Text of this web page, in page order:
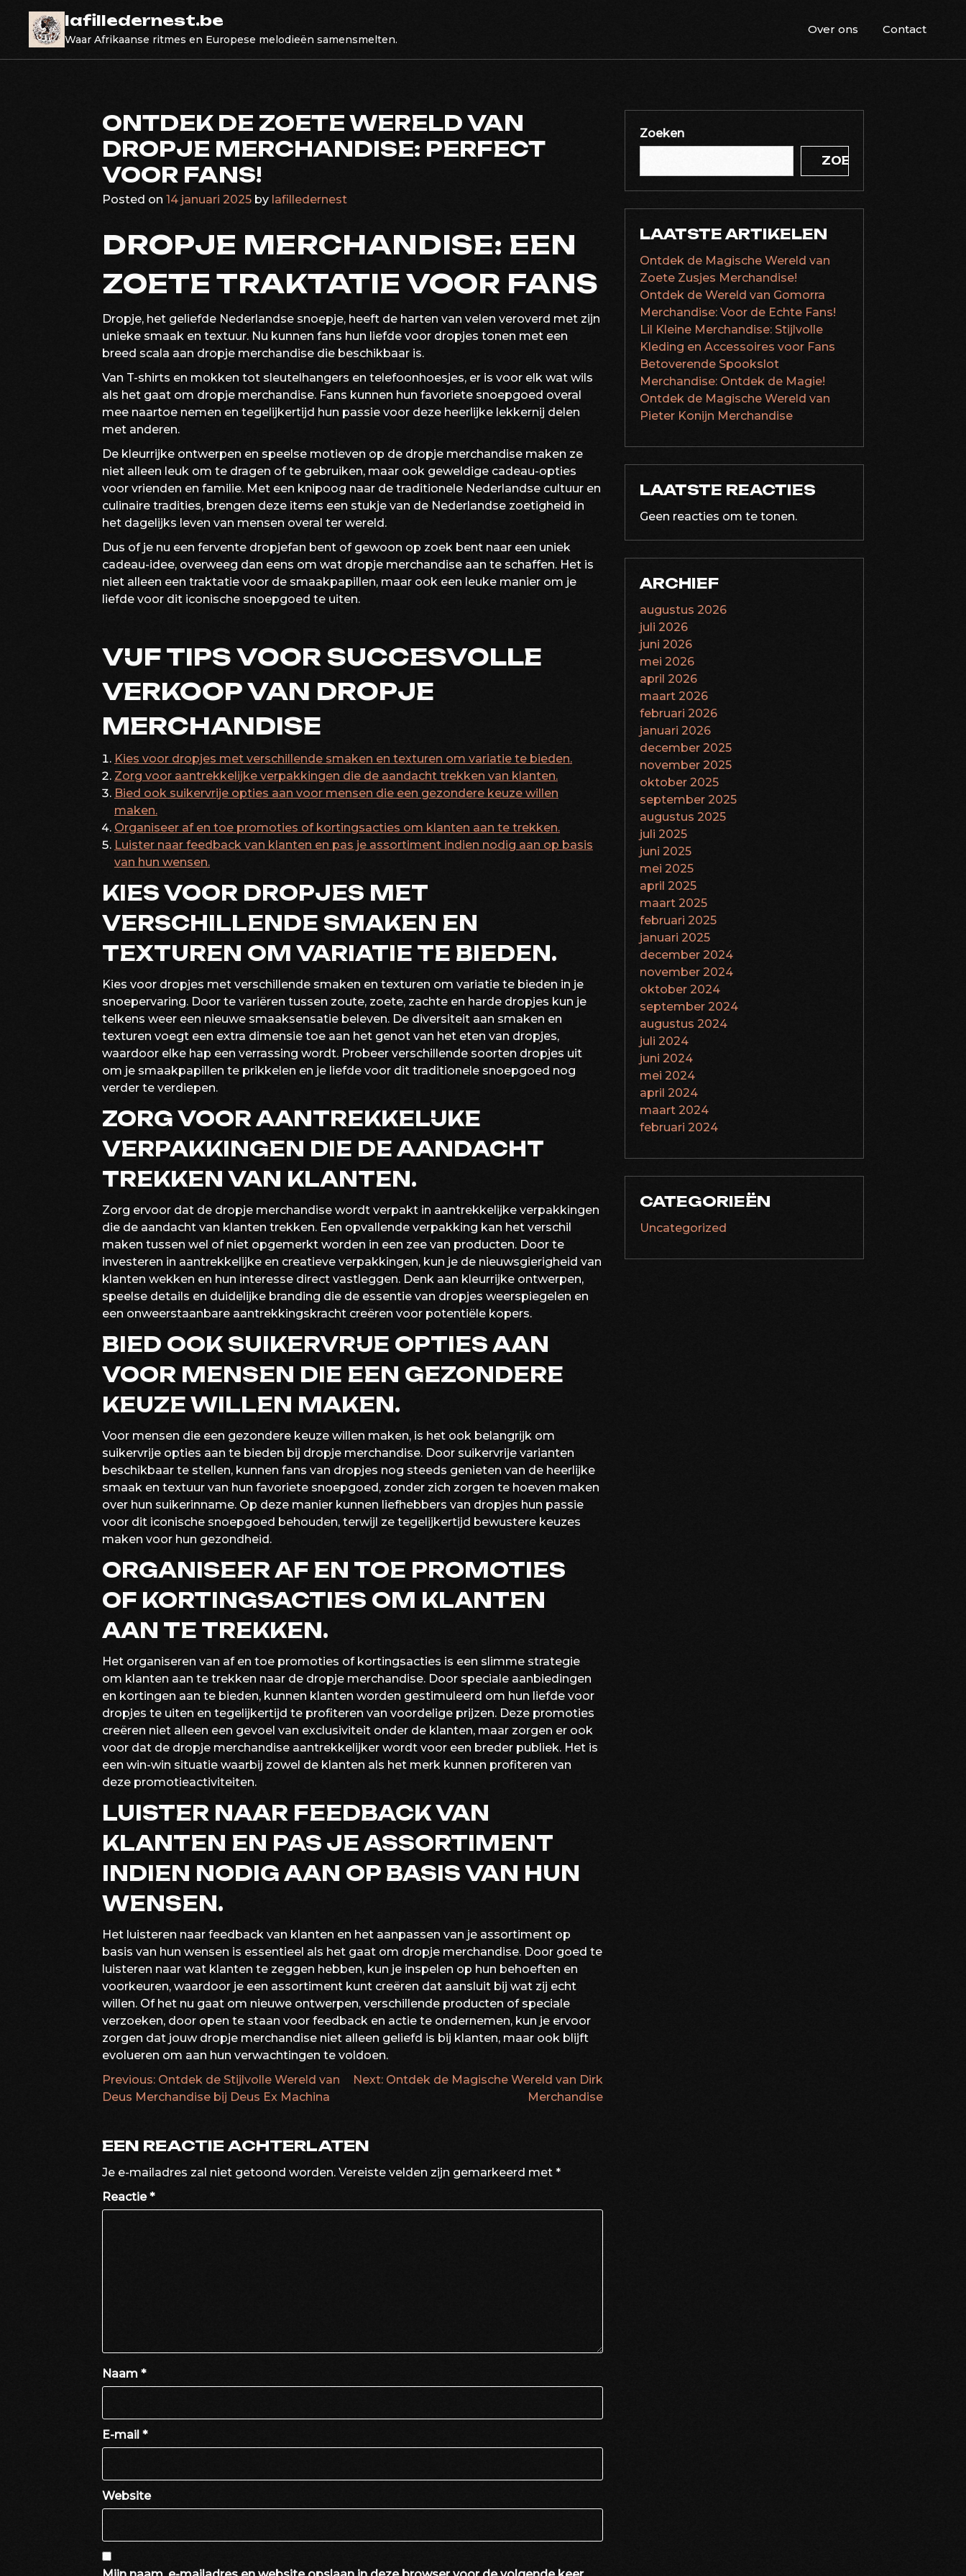
content
lafilledernest.be
Waar Afrikaanse ritmes en Europese melodieën samensmelten.
Over ons Contact
ONTDEK DE ZOETE WERELD VAN
DROPJE MERCHANDISE: PERFECT
VOOR FANS!
Posted on 14 januari 2025 by lafilledernest
DROPJE MERCHANDISE: EEN
ZOETE TRAKTATIE VOOR FANS
Dropje, het geliefde Nederlandse snoepje, heeft de harten van velen veroverd met zijn
unieke smaak en textuur. Nu kunnen fans hun liefde voor dropjes tonen met een
breed scala aan dropje merchandise die beschikbaar is.
Van T-shirts en mokken tot sleutelhangers en telefoonhoesjes, er is voor elk wat wils
als het gaat om dropje merchandise. Fans kunnen hun favoriete snoepgoed overal
mee naartoe nemen en tegelijkertijd hun passie voor deze heerlijke lekkernij delen
met anderen.
De kleurrijke ontwerpen en speelse motieven op de dropje merchandise maken ze
niet alleen leuk om te dragen of te gebruiken, maar ook geweldige cadeau-opties
voor vrienden en familie. Met een knipoog naar de traditionele Nederlandse cultuur en
culinaire tradities, brengen deze items een stukje van de Nederlandse zoetigheid in
het dagelijks leven van mensen overal ter wereld.
Dus of je nu een fervente dropjefan bent of gewoon op zoek bent naar een uniek
cadeau-idee, overweeg dan eens om wat dropje merchandise aan te schaffen. Het is
niet alleen een traktatie voor de smaakpapillen, maar ook een leuke manier om je
liefde voor dit iconische snoepgoed te uiten.
VIJF TIPS VOOR SUCCESVOLLE
VERKOOP VAN DROPJE
MERCHANDISE
Kies voor dropjes met verschillende smaken en texturen om variatie te bieden.
Zorg voor aantrekkelijke verpakkingen die de aandacht trekken van klanten.
Bied ook suikervrije opties aan voor mensen die een gezondere keuze willen
maken.
Organiseer af en toe promoties of kortingsacties om klanten aan te trekken.
Luister naar feedback van klanten en pas je assortiment indien nodig aan op basis
van hun wensen.
KIES VOOR DROPJES MET
VERSCHILLENDE SMAKEN EN
TEXTUREN OM VARIATIE TE BIEDEN.
Kies voor dropjes met verschillende smaken en texturen om variatie te bieden in je
snoepervaring. Door te variëren tussen zoute, zoete, zachte en harde dropjes kun je
telkens weer een nieuwe smaaksensatie beleven. De diversiteit aan smaken en
texturen voegt een extra dimensie toe aan het genot van het eten van dropjes,
waardoor elke hap een verrassing wordt. Probeer verschillende soorten dropjes uit
om je smaakpapillen te prikkelen en je liefde voor dit traditionele snoepgoed nog
verder te verdiepen.
ZORG VOOR AANTREKKELIJKE
VERPAKKINGEN DIE DE AANDACHT
TREKKEN VAN KLANTEN.
Zorg ervoor dat de dropje merchandise wordt verpakt in aantrekkelijke verpakkingen
die de aandacht van klanten trekken. Een opvallende verpakking kan het verschil
maken tussen wel of niet opgemerkt worden in een zee van producten. Door te
investeren in aantrekkelijke en creatieve verpakkingen, kun je de nieuwsgierigheid van
klanten wekken en hun interesse direct vastleggen. Denk aan kleurrijke ontwerpen,
speelse details en duidelijke branding die de essentie van dropjes weerspiegelen en
een onweerstaanbare aantrekkingskracht creëren voor potentiële kopers.
BIED OOK SUIKERVRIJE OPTIES AAN
VOOR MENSEN DIE EEN GEZONDERE
KEUZE WILLEN MAKEN.
Voor mensen die een gezondere keuze willen maken, is het ook belangrijk om
suikervrije opties aan te bieden bij dropje merchandise. Door suikervrije varianten
beschikbaar te stellen, kunnen fans van dropjes nog steeds genieten van de heerlijke
smaak en textuur van hun favoriete snoepgoed, zonder zich zorgen te hoeven maken
over hun suikerinname. Op deze manier kunnen liefhebbers van dropjes hun passie
voor dit iconische snoepgoed behouden, terwijl ze tegelijkertijd bewustere keuzes
maken voor hun gezondheid.
ORGANISEER AF EN TOE PROMOTIES
OF KORTINGSACTIES OM KLANTEN
AAN TE TREKKEN.
Het organiseren van af en toe promoties of kortingsacties is een slimme strategie
om klanten aan te trekken naar de dropje merchandise. Door speciale aanbiedingen
en kortingen aan te bieden, kunnen klanten worden gestimuleerd om hun liefde voor
dropjes te uiten en tegelijkertijd te profiteren van voordelige prijzen. Deze promoties
creëren niet alleen een gevoel van exclusiviteit onder de klanten, maar zorgen er ook
voor dat de dropje merchandise aantrekkelijker wordt voor een breder publiek. Het is
een win-win situatie waarbij zowel de klanten als het merk kunnen profiteren van
deze promotieactiviteiten.
LUISTER NAAR FEEDBACK VAN
KLANTEN EN PAS JE ASSORTIMENT
INDIEN NODIG AAN OP BASIS VAN HUN
WENSEN.
Het luisteren naar feedback van klanten en het aanpassen van je assortiment op
basis van hun wensen is essentieel als het gaat om dropje merchandise. Door goed te
luisteren naar wat klanten te zeggen hebben, kun je inspelen op hun behoeften en
voorkeuren, waardoor je een assortiment kunt creëren dat aansluit bij wat zij echt
willen. Of het nu gaat om nieuwe ontwerpen, verschillende producten of speciale
verzoeken, door open te staan voor feedback en actie te ondernemen, kun je ervoor
zorgen dat jouw dropje merchandise niet alleen geliefd is bij klanten, maar ook blijft
evolueren om aan hun verwachtingen te voldoen.
BERICHTNAVIGATIE
Previous: Ontdek de Stijlvolle Wereld van
Deus Merchandise bij Deus Ex Machina
Next: Ontdek de Magische Wereld van Dirk
Merchandise
EEN REACTIE ACHTERLATEN
Je e-mailadres zal niet getoond worden. Vereiste velden zijn gemarkeerd met *
Reactie*
Naam *
E-mail *
Website
Zoeken
ZOEKEN
LAATSTE ARTIKELEN
Ontdek de Magische Wereld van
Zoete Zusjes Merchandise!
Ontdek de Wereld van Gomorra
Merchandise: Voor de Echte Fans!
Lil Kleine Merchandise: Stijlvolle
Kleding en Accessoires voor Fans
Betoverende Spookslot
Merchandise: Ontdek de Magie!
Ontdek de Magische Wereld van
Pieter Konijn Merchandise
LAATSTE REACTIES
Geen reacties om te tonen.
ARCHIEF
augustus 2026
juli 2026
juni 2026
mei 2026
april 2026
maart 2026
februari 2026
januari 2026
december 2025
november 2025
oktober 2025
september 2025
augustus 2025
juli 2025
juni 2025
mei 2025
april 2025
maart 2025
februari 2025
januari 2025
december 2024
november 2024
oktober 2024
september 2024
augustus 2024
juli 2024
juni 2024
mei 2024
april 2024
maart 2024
februari 2024
CATEGORIEËN
Uncategorized